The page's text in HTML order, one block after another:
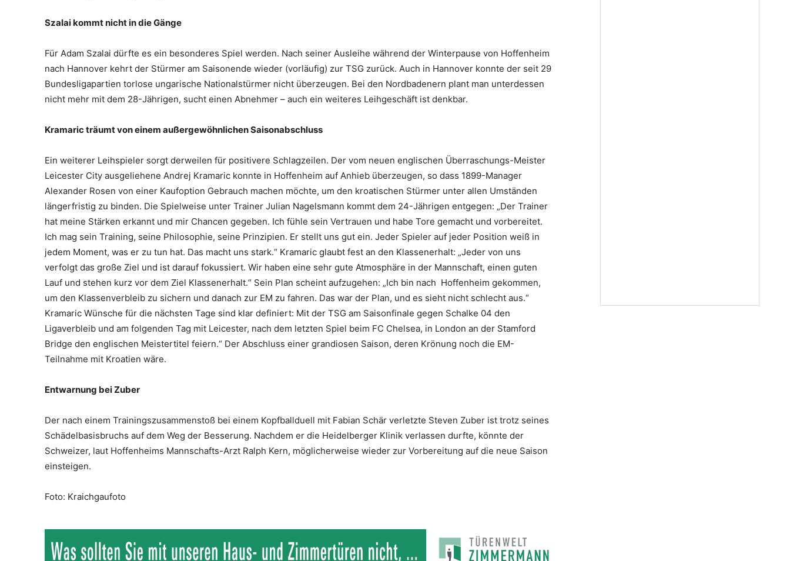
Szalai kommt nicht in die Gänge
Für Adam Szalai dürfte es ein besonderes Spiel werden. Nach seiner Ausleihe während der Winterpause von Hoffenheim
nach Hannover kehrt der Stürmer am Saisonende wieder (vorläufig) zur TSG zurück. Auch in Hannover konnte der seit 29
Bundesligapartien torlose ungarische Nationalstürmer nicht überzeugen. Bei den Nordbadenern plant man unterdessen
nicht mehr mit dem 28-Jährigen, sucht einen Abnehmer – auch ein weiteres Leihgeschäft ist denkbar.
Kramaric träumt von einem außergewöhnlichen Saisonabschluss
Ein weiterer Leihspieler sorgt derweilen für positivere Schlagzeilen. Der vom neuen englischen Überraschungs-Meister
Leicester City ausgeliehene Andrej Kramaric konnte in Hoffenheim auf Anhieb überzeugen, so dass 1899-Manager
Alexander Rosen von einer Kaufoption Gebrauch machen möchte, um den kroatischen Stürmer unter allen Umständen
längerfristig zu binden. Die Spielweise unter Trainer Julian Nagelsmann kommt dem 24-Jährigen entgegen: „Der Trainer
hat meine Stärken erkannt und mir Chancen gegeben. Ich fühle sein Vertrauen und habe Tore gemacht und vorbereitet.
Ich mag sein Training, seine Philosophie, seine Prinzipien. Er stellt uns gut ein. Jeder Spieler auf jeder Position weiß in
jedem Moment, was er zu tun hat. Das macht uns stark.“ Kramaric glaubt fest an den Klassenerhalt: „Jeder von uns
verfolgt das große Ziel und ist darauf fokussiert. Wir haben eine sehr gute Atmosphäre in der Mannschaft, einen guten
Lauf und stehen kurz vor dem Ziel Klassenerhalt.“ Sein Plan scheint aufzugehen: „Ich bin nach Hoffenheim gekommen,
um den Klassenverbleib zu sichern und danach zur EM zu fahren. Das war der Plan, und es sieht nicht schlecht aus.“
Kramaric Wünsche für die nächsten Tage sind klar definiert: Mit der TSG am Saisonfinale gegen Schalke 04 den
Ligaverbleib und am folgenden Tag mit Leicester, nach dem letzten Spiel beim FC Chelsea, in London an der Stamford
Bridge den englischen Meistertitel feiern.“ Der Abschluss einer grandiosen Saison, deren Krönung noch die EM-
Teilnahme mit Kroatien wäre.
Entwarnung bei Zuber
Der nach einem Trainingszusammenstoß bei einem Kopfballduell mit Fabian Schär verletzte Steven Zuber ist trotz seines
Schädelbasisbruchs auf dem Weg der Besserung. Nachdem er die Heidelberger Klinik verlassen durfte, könnte der
Schweizer, laut Hoffenheims Mannschafts-Arzt Ralph Kern, möglicherweise wieder zur Vorbereitung auf die neue Saison
einsteigen.
Foto: Kraichgaufoto